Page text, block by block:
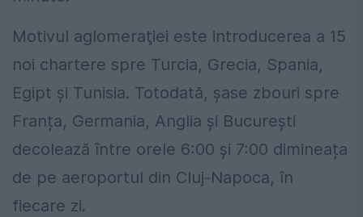
Motivul aglomeraţiei este introducerea a 15
noi chartere spre Turcia, Grecia, Spania,
Egipt şi Tunisia. Totodată, șase zbouri spre
Franța, Germania, Anglia şi Bucureşti
decolează între orele 6:00 și 7:00 dimineața
de pe aeroportul din Cluj-Napoca, în
fiecare zi.